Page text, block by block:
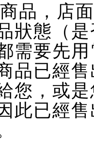
品，店
狀態（
需要先
品已經
您，或
此已經